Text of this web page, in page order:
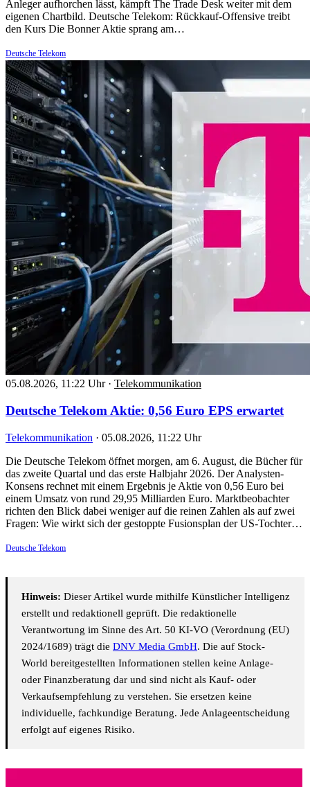
Anleger aufhorchen lässt, kämpft The Trade Desk weiter mit dem
eigenen Chartbild. Deutsche Telekom: Rückkauf-Offensive treibt
den Kurs Die Bonner Aktie sprang am…
Deutsche Telekom
05.08.2026, 11:22 Uhr · Telekommunikation
Deutsche Telekom Aktie: 0,56 Euro EPS erwartet
Telekommunikation · 05.08.2026, 11:22 Uhr
Die Deutsche Telekom öffnet morgen, am 6. August, die Bücher für
das zweite Quartal und das erste Halbjahr 2026. Der Analysten-
Konsens rechnet mit einem Ergebnis je Aktie von 0,56 Euro bei
einem Umsatz von rund 29,95 Milliarden Euro. Marktbeobachter
richten den Blick dabei weniger auf die reinen Zahlen als auf zwei
Fragen: Wie wirkt sich der gestoppte Fusionsplan der US-Tochter…
Deutsche Telekom
Hinweis: Dieser Artikel wurde mithilfe Künstlicher Intelligenz
erstellt und redaktionell geprüft. Die redaktionelle
Verantwortung im Sinne des Art. 50 KI-VO (Verordnung (EU)
2024/1689) trägt die DNV Media GmbH. Die auf Stock-
World bereitgestellten Informationen stellen keine Anlage-
oder Finanzberatung dar und sind nicht als Kauf- oder
Verkaufsempfehlung zu verstehen. Sie ersetzen keine
individuelle, fachkundige Beratung. Jede Anlageentscheidung
erfolgt auf eigenes Risiko.